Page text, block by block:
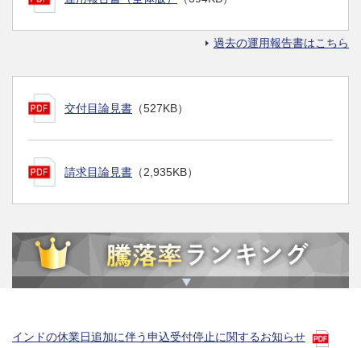
過去の運用報告書はこちら
交付目論見書 （527KB）
請求目論見書 （2,935KB）
インドの休業日追加に伴う申込受付停止に関するお知らせ